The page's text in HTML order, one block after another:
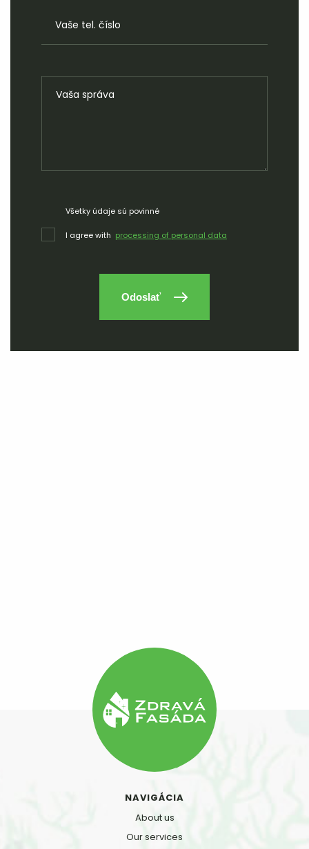
Všetky údaje sú povinné
I agree with processing of personal data
Odoslať
NAVIGÁCIA
About us
Our services